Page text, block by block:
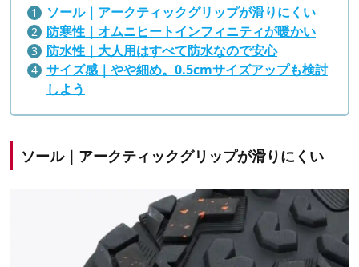
ソール｜アークティックグリップが滑りにくい
防寒性｜オムニヒートインフィニティが暖かい
防水性｜大人用はすべて防水なので安心
サイズ感｜やや細め。0.5cmサイズアップも検討
しよう
ソール｜アークティックグリップが滑りにくい